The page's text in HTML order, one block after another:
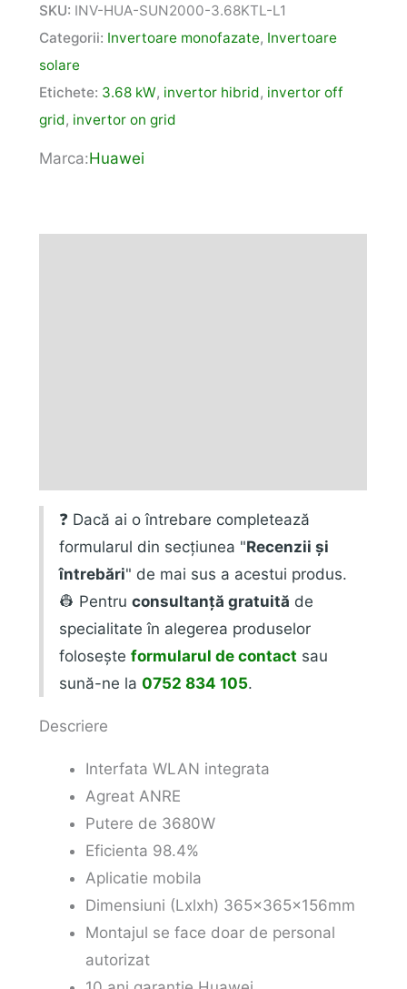
SKU: INV-HUA-SUN2000-3.68KTL-L1
Categorii: Invertoare monofazate, Invertoare
solare
Etichete: 3.68 kW, invertor hibrid, invertor off
grid, invertor on grid
Marca:Huawei
❓ Dacă ai o întrebare completează
formularul din secțiunea "Recenzii și
întrebări" de mai sus a acestui produs.
👷 Pentruconsultanță gratuită de
specialitate în alegerea produselor
foloseșteformularul de contact sau
sună-ne la0752 834 105.
Descriere
Interfata WLAN integrata
Agreat ANRE
Putere de 3680W
Eficienta 98.4%
Aplicatie mobila
Dimensiuni (Lxlxh) 365x365x156mm
Montajul se face doar de personal
autorizat